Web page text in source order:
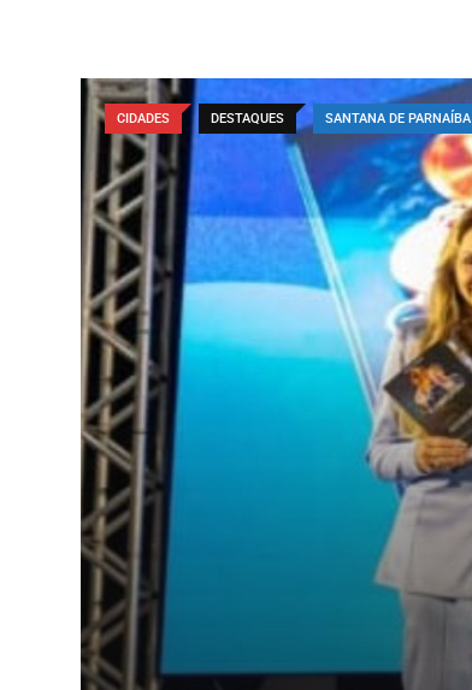
CIDADES DESTAQUES SANTANA DE PARNAÍBA